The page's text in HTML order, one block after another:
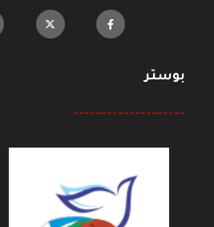
بوستر
--------------------